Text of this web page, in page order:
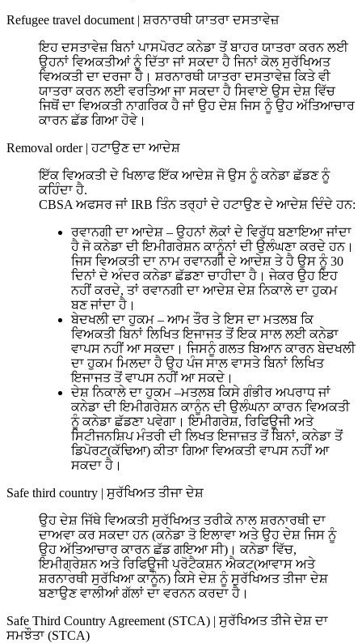
Refugee travel document | ਸ਼ਰਨਾਰਥੀ ਯਾਤਰਾ ਦਸਤਾਵੇਜ਼
ਇਹ ਦਸਤਾਵੇਜ਼ ਬਿਨਾਂ ਪਾਸਪੋਰਟ ਕਨੇਡਾ ਤੋਂ ਬਾਹਰ ਯਾਤਰਾ ਕਰਨ ਲਈ
ਉਹਨਾਂ ਵਿਅਕਤੀਆਂ ਨੂੰ ਦਿੱਤਾ ਜਾਂ ਸਕਦਾ ਹੈ ਜਿਨਾਂ ਕੋਲ ਸੁਰੱਖਿਅਤ
ਵਿਅਕਤੀ ਦਾ ਦਰਜਾ ਹੈ। ਸ਼ਰਨਾਰਥੀ ਯਾਤਰਾ ਦਸਤਾਵੇਜ਼ ਕਿਤੇ ਵੀ
ਯਾਤਰਾ ਕਰਨ ਲਈ ਵਰਤਿਆ ਜਾ ਸਕਦਾ ਹੈ ਸਿਵਾਏ ਉਸ ਦੇਸ਼ ਵਿੱਚ
ਜਿਥੋਂ ਦਾ ਵਿਅਕਤੀ ਨਾਗਰਿਕ ਹੈ ਜਾਂ ਉਹ ਦੇਸ਼ ਜਿਸ ਨੂੰ ਉਹ ਅੱਤਿਆਚਾਰ
ਕਾਰਨ ਛੱਡ ਗਿਆ ਹੋਵੇ।
Removal order | ਹਟਾਉਣ ਦਾ ਆਦੇਸ਼
ਇੱਕ ਵਿਅਕਤੀ ਦੇ ਖਿਲਾਫ ਇੱਕ ਆਦੇਸ਼ ਜੋ ਉਸ ਨੂੰ ਕਨੇਡਾ ਛੱਡਣ ਨੂੰ
ਕਹਿੰਦਾ ਹੈ.
CBSA ਅਫਸਰ ਜਾਂ IRB ਤਿੰਨ ਤਰ੍ਹਾਂ ਦੇ ਹਟਾਉਣ ਦੇ ਆਦੇਸ਼ ਦਿੰਦੇ ਹਨ:
ਰਵਾਨਗੀ ਦਾ ਆਦੇਸ਼ – ਉਹਨਾਂ ਲੋਕਾਂ ਦੇ ਵਿਰੁੱਧ ਬਣਾਇਆ ਜਾਂਦਾ
ਹੈ ਜੋ ਕਨੇਡਾ ਦੀ ਇਮੀਗਰੇਸ਼ਨ ਕਾਨੂੰਨਾਂ ਦੀ ਉਲੰਘਣਾ ਕਰਦੇ ਹਨ।
ਜਿਸ ਵਿਅਕਤੀ ਦਾ ਨਾਮ ਰਵਾਨਗੀ ਦੇ ਆਦੇਸ਼ ਤੇ ਹੈ ਉਸ ਨੂੰ 30
ਦਿਨਾਂ ਦੇ ਅੰਦਰ ਕਨੇਡਾ ਛੱਡਣਾ ਚਾਹੀਦਾ ਹੈ। ਜੇਕਰ ਉਹ ਇਹ
ਨਹੀਂ ਕਰਦੇ, ਤਾਂ ਰਵਾਨਗੀ ਦਾ ਆਦੇਸ਼ ਦੇਸ਼ ਨਿਕਾਲੇ ਦਾ ਹੁਕਮ
ਬਣ ਜਾਂਦਾ ਹੈ।
ਬੇਦਖਲੀ ਦਾ ਹੁਕਮ – ਆਮ ਤੌਰ ਤੇ ਇਸ ਦਾ ਮਤਲਬ ਕਿ
ਵਿਅਕਤੀ ਬਿਨਾਂ ਲਿਖਿਤ ਇਜਾਜਤ ਤੋਂ ਇਕ ਸਾਲ ਲਈ ਕਨੇਡਾ
ਵਾਪਸ ਨਹੀਂ ਆ ਸਕਦਾ। ਜਿਸਨੂੰ ਗਲਤ ਬਿਆਨ ਕਾਰਨ ਬੇਦਖਲੀ
ਦਾ ਹੁਕਮ ਮਿਲਦਾ ਹੈ ਉਹ ਪੰਜ ਸਾਲ ਵਾਸਤੇ ਬਿਨਾਂ ਲਿਖਿਤ
ਇਜਾਜਤ ਤੋਂ ਵਾਪਸ ਨਹੀਂ ਆ ਸਕਦੇ।
ਦੇਸ਼ ਨਿਕਾਲੇ ਦਾ ਹੁਕਮ –ਮਤਲਬ ਕਿਸੇ ਗੰਭੀਰ ਅਪਰਾਧ ਜਾਂ
ਕਨੇਡਾ ਦੀ ਇਮੀਗਰੇਸ਼ਨ ਕਾਨੂੰਨ ਦੀ ਉਲੰਘਨਾ ਕਾਰਨ ਵਿਅਕਤੀ
ਨੂੰ ਕਨੇਡਾ ਛੱਡਣਾ ਪਵੇਗਾ। ਇਮੀਗਰੇਸ਼, ਰਿਫਿਊਜੀ ਅਤੇ
ਸਿਟੀਜਨਸ਼ਿਪ ਮੰਤਰੀ ਦੀ ਲਿਖਤ ਇਜਾਜ਼ਤ ਤੋਂ ਬਿਨਾਂ, ਕਨੇਡਾ ਤੋਂ
ਡਿਪੋਰਟ(ਕੱਢਿਆ) ਕੀਤਾ ਗਿਆ ਵਿਅਕਤੀ ਵਾਪਸ ਨਹੀਂ ਆ
ਸਕਦਾ ਹੈ।
Safe third country | ਸੁਰੱਖਿਅਤ ਤੀਜਾ ਦੇਸ਼
ਉਹ ਦੇਸ਼ ਜਿੱਥੇ ਵਿਅਕਤੀ ਸੁਰੱਖਿਅਤ ਤਰੀਕੇ ਨਾਲ ਸ਼ਰਨਾਰਥੀ ਦਾ
ਦਾਅਵਾ ਕਰ ਸਕਦਾ ਹਨ (ਕਨੇਡਾ ਤੋ ਇਲਾਵਾ ਅਤੇ ਉਹ ਦੇਸ਼ ਜਿਸ ਨੂੰ
ਉਹ ਅੱਤਿਆਚਾਰ ਕਾਰਨ ਛੱਡ ਗਇਆ ਸੀ)। ਕਨੇਡਾ ਵਿੱਚ,
ਇਮੀਗ੍ਰੇਸ਼ਨ ਅਤੇ ਰਿਫਿਊਜੀ ਪ੍ਰੋਟੈਕਸ਼ਨ ਐਕਟ(ਆਵਾਸ ਅਤੇ
ਸ਼ਰਨਾਰਥੀ ਸੁਰੱਖਿਆ ਕਾਨੂੰਨ) ਕਿਸੇ ਦੇਸ਼ ਨੂੰ ਸੁਰੱਖਿਅਤ ਤੀਜਾ ਦੇਸ਼
ਬਣਾਉਣ ਵਾਲੀਆਂ ਗੱਲਾਂ ਦਾ ਵਰਨਨ ਕਰਦਾ ਹੈ।
Safe Third Country Agreement (STCA) | ਸੁਰੱਖਿਅਤ ਤੀਜੇ ਦੇਸ਼ ਦਾ
ਸਮਝੌਤਾ (STCA)